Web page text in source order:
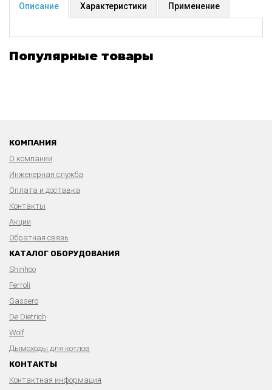
Описание Характеристики Применение
Популярные товары
КОМПАНИЯ
О компании
Инженерная служба
Оплата и доставка
Контакты
Акции
Обратная связь
КАТАЛОГ ОБОРУДОВАНИЯ
Shinhoo
Ferroli
Gassero
De Dietrich
Wolf
Дымоходы для котлов
КОНТАКТЫ
Контактная информация